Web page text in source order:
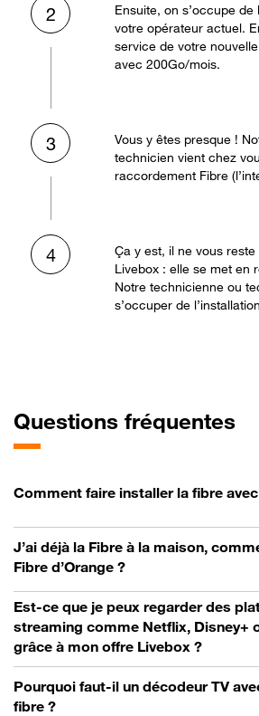
2
Ensuite, on s’occupe
votre opérateur actuel.
service de votre
avec 200Go/mois.
3
Vous y êtes presque !
technicien vient chez
raccordement Fibre
4
Ça y est, il ne vous
Livebox : elle se met en
Notre technicienne ou
s’occuper de
Questions fréquentes
Comment faire installer la fibre
J’ai déjà la Fibre à la maison,
Fibre d’Orange ?
Est-ce que je peux regarder des
streaming comme Netflix, Disney+
grâce à mon offre Livebox ?
Pourquoi faut-il un décodeur TV
fibre ?